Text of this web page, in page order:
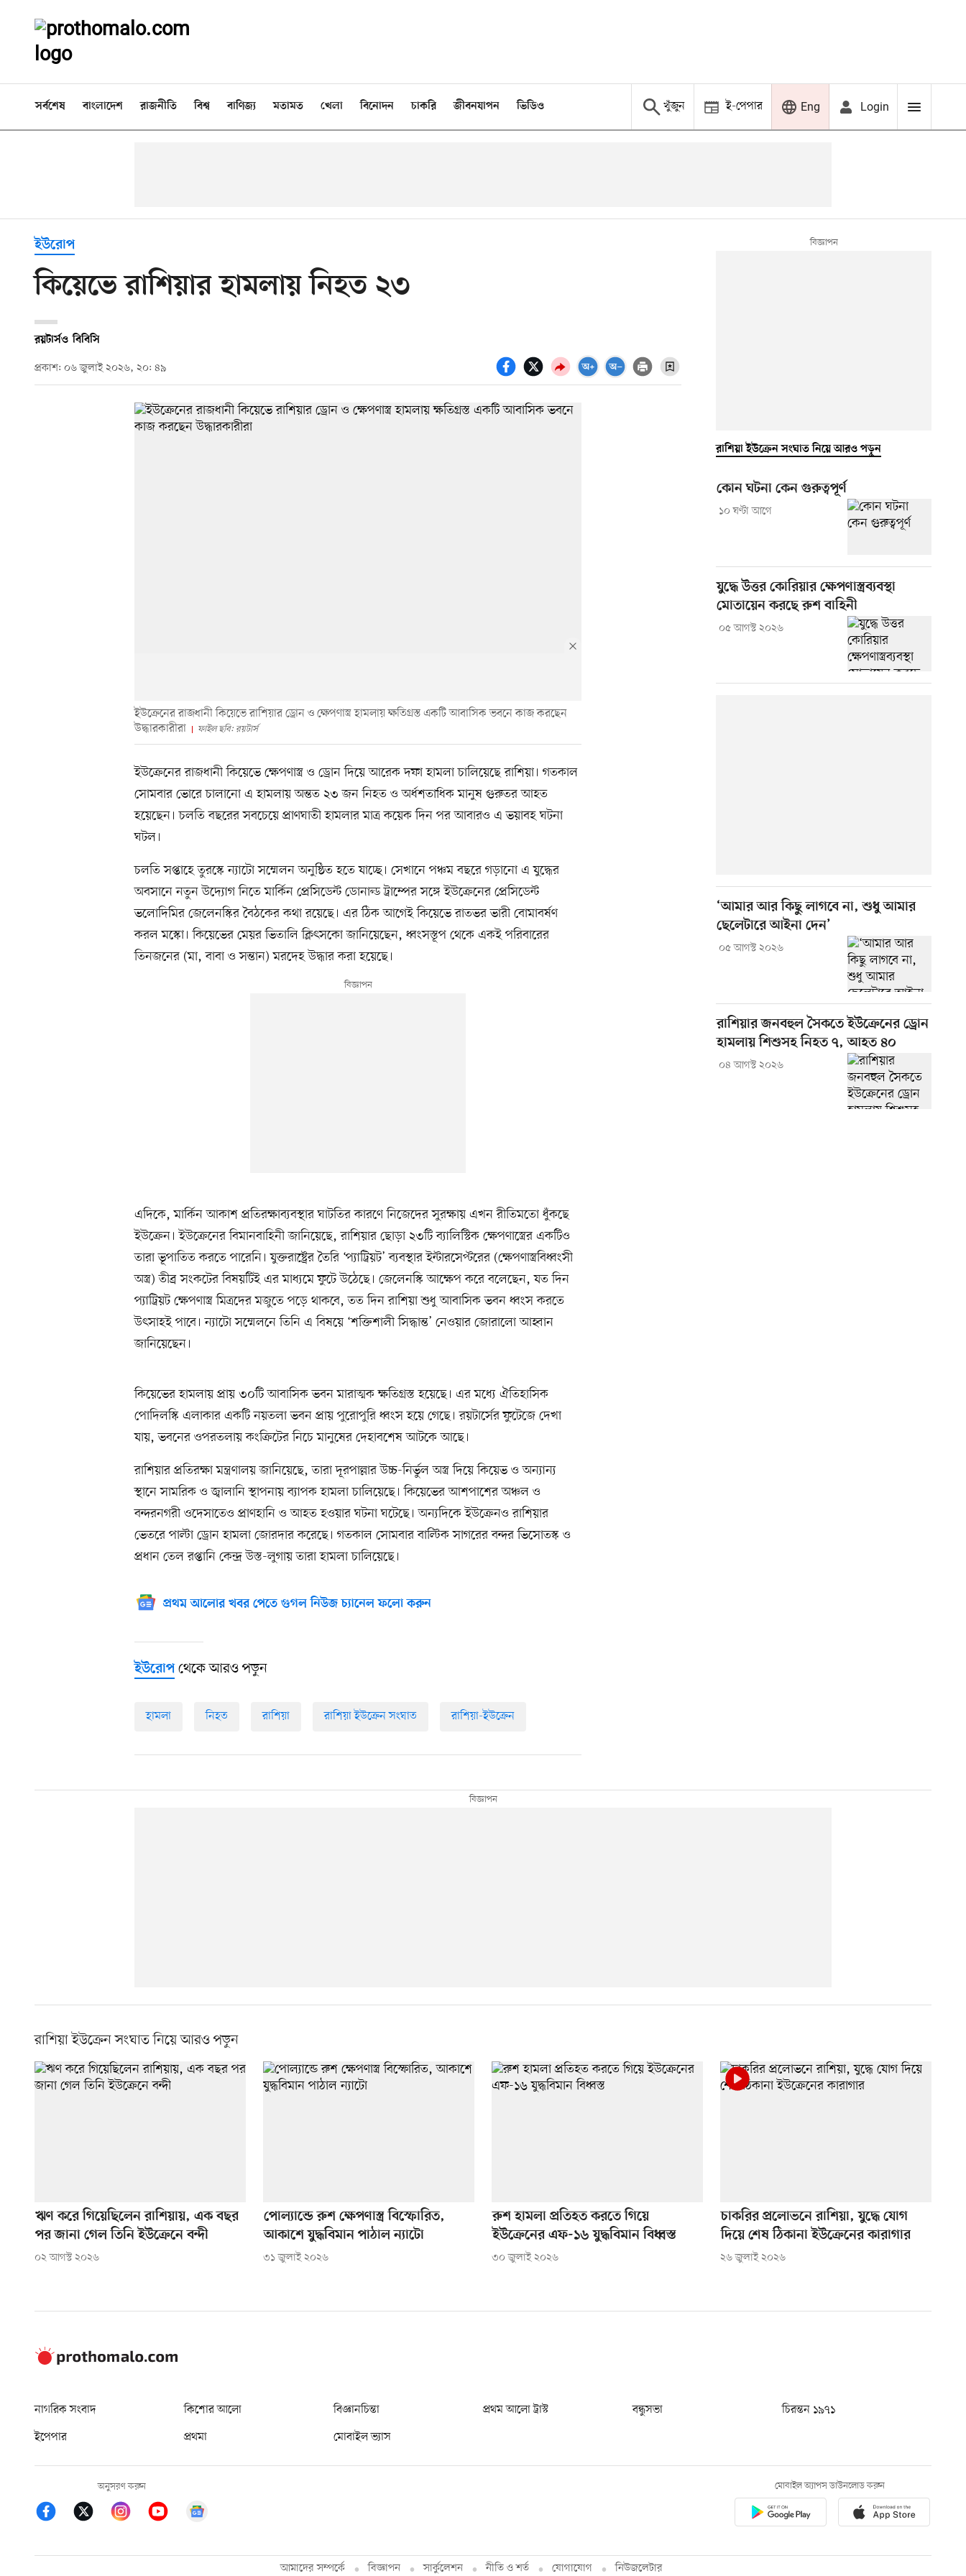
সর্বশেষ বাংলাদেশ রাজনীতি বিশ্ব বাণিজ্য মতামত খেলা বিনোদন চাকরি জীবনযাপন ভিডিও খুঁজুন ই-পেপার Eng Login
ইউরোপ
কিয়েভে রাশিয়ার হামলায় নিহত ২৩
রয়টার্সও বিবিসি
প্রকাশ: ০৬ জুলাই ২০২৬, ২০: ৪৯
ইউক্রেনের রাজধানী কিয়েভে রাশিয়ার ড্রোন ও ক্ষেপণাস্ত্র হামলায় ক্ষতিগ্রস্ত একটি আবাসিক ভবনে কাজ করছেন
উদ্ধারকারীরা
ফাইল ছবি: রয়টার্স
ইউক্রেনের রাজধানী কিয়েভে ক্ষেপণাস্ত্র ও ড্রোন দিয়ে আরেক দফা হামলা চালিয়েছে রাশিয়া। গতকাল
সোমবার ভোরে চালানো এ হামলায় অন্তত ২৩ জন নিহত ও অর্ধশতাধিক মানুষ গুরুতর আহত
হয়েছেন। চলতি বছরের সবচেয়ে প্রাণঘাতী হামলার মাত্র কয়েক দিন পর আবারও এ ভয়াবহ ঘটনা
ঘটল।
চলতি সপ্তাহে তুরস্কে ন্যাটো সম্মেলন অনুষ্ঠিত হতে যাচ্ছে। সেখানে পঞ্চম বছরে গড়ানো এ যুদ্ধের
অবসানে নতুন উদ্যোগ নিতে মার্কিন প্রেসিডেন্ট ডোনাল্ড ট্রাম্পের সঙ্গে ইউক্রেনের প্রেসিডেন্ট
ভলোদিমির জেলেনস্কির বৈঠকের কথা রয়েছে। এর ঠিক আগেই কিয়েভে রাতভর ভারী বোমাবর্ষণ
করল মস্কো। কিয়েভের মেয়র ভিতালি ক্লিৎসকো জানিয়েছেন, ধ্বংসস্তূপ থেকে একই পরিবারের
তিনজনের (মা, বাবা ও সন্তান) মরদেহ উদ্ধার করা হয়েছে।
এদিকে, মার্কিন আকাশ প্রতিরক্ষাব্যবস্থার ঘাটতির কারণে নিজেদের সুরক্ষায় এখন রীতিমতো ধুঁকছে
ইউক্রেন। ইউক্রেনের বিমানবাহিনী জানিয়েছে, রাশিয়ার ছোড়া ২৩টি ব্যালিস্টিক ক্ষেপণাস্ত্রের একটিও
তারা ভূপাতিত করতে পারেনি। যুক্তরাষ্ট্রের তৈরি ‘প্যাট্রিয়ট’ ব্যবস্থার ইন্টারসেপ্টরের (ক্ষেপণাস্ত্রবিধ্বংসী
অস্ত্র) তীব্র সংকটের বিষয়টিই এর মাধ্যমে ফুটে উঠেছে। জেলেনস্কি আক্ষেপ করে বলেছেন, যত দিন
প্যাট্রিয়ট ক্ষেপণাস্ত্র মিত্রদের মজুতে পড়ে থাকবে, তত দিন রাশিয়া শুধু আবাসিক ভবন ধ্বংস করতে
উৎসাহই পাবে। ন্যাটো সম্মেলনে তিনি এ বিষয়ে ‘শক্তিশালী সিদ্ধান্ত’ নেওয়ার জোরালো আহ্বান
জানিয়েছেন।
কিয়েভের হামলায় প্রায় ৩০টি আবাসিক ভবন মারাত্মক ক্ষতিগ্রস্ত হয়েছে। এর মধ্যে ঐতিহাসিক
পোদিলস্কি এলাকার একটি নয়তলা ভবন প্রায় পুরোপুরি ধ্বংস হয়ে গেছে। রয়টার্সের ফুটেজে দেখা
যায়, ভবনের ওপরতলায় কংক্রিটের নিচে মানুষের দেহাবশেষ আটকে আছে।
রাশিয়ার প্রতিরক্ষা মন্ত্রণালয় জানিয়েছে, তারা দূরপাল্লার উচ্চ-নির্ভুল অস্ত্র দিয়ে কিয়েভ ও অন্যান্য
স্থানে সামরিক ও জ্বালানি স্থাপনায় ব্যাপক হামলা চালিয়েছে। কিয়েভের আশপাশের অঞ্চল ও
বন্দরনগরী ওদেসাতেও প্রাণহানি ও আহত হওয়ার ঘটনা ঘটেছে। অন্যদিকে ইউক্রেনও রাশিয়ার
ভেতরে পাল্টা ড্রোন হামলা জোরদার করেছে। গতকাল সোমবার বাল্টিক সাগরের বন্দর ভিসোতস্ক ও
প্রধান তেল রপ্তানি কেন্দ্র উস্ত-লুগায় তারা হামলা চালিয়েছে।
প্রথম আলোর খবর পেতে গুগল নিউজ চ্যানেল ফলো করুন
ইউরোপথেকে আরও পড়ুন
হামলা নিহত রাশিয়া রাশিয়া ইউক্রেন সংঘাত রাশিয়া-ইউক্রেন
রাশিয়া ইউক্রেন সংঘাত নিয়ে আরও পড়ুন
কোন ঘটনা কেন গুরুত্বপূর্ণ
১০ ঘণ্টা আগে
যুদ্ধে উত্তর কোরিয়ার ক্ষেপণাস্ত্রব্যবস্থা
মোতায়েন করছে রুশ বাহিনী
০৫ আগস্ট ২০২৬
‘আমার আর কিছু লাগবে না, শুধু আমার
ছেলেটারে আইনা দেন’
০৫ আগস্ট ২০২৬
রাশিয়ার জনবহুল সৈকতে ইউক্রেনের ড্রোন
হামলায় শিশুসহ নিহত ৭, আহত ৪০
০৪ আগস্ট ২০২৬
রাশিয়া ইউক্রেন সংঘাত নিয়ে আরও পড়ুন
ঋণ করে গিয়েছিলেন রাশিয়ায়, এক বছর
পর জানা গেল তিনি ইউক্রেনে বন্দী
০২ আগস্ট ২০২৬
পোল্যান্ডে রুশ ক্ষেপণাস্ত্র বিস্ফোরিত,
আকাশে যুদ্ধবিমান পাঠাল ন্যাটো
৩১ জুলাই ২০২৬
রুশ হামলা প্রতিহত করতে গিয়ে
ইউক্রেনের এফ-১৬ যুদ্ধবিমান বিধ্বস্ত
৩০ জুলাই ২০২৬
চাকরির প্রলোভনে রাশিয়া, যুদ্ধে যোগ
দিয়ে শেষ ঠিকানা ইউক্রেনের কারাগার
২৬ জুলাই ২০২৬
নাগরিক সংবাদ কিশোর আলো বিজ্ঞানচিন্তা প্রথম আলো ট্রাস্ট বন্ধুসভা
চিরন্তন ১৯৭১
ইপেপার
প্রথমা মোবাইল ভ্যাস
অনুসরণ করুন মোবাইল অ্যাপস ডাউনলোড করুন
আমাদের সম্পর্কে বিজ্ঞাপন সার্কুলেশন নীতি ও শর্ত যোগাযোগ নিউজলেটার